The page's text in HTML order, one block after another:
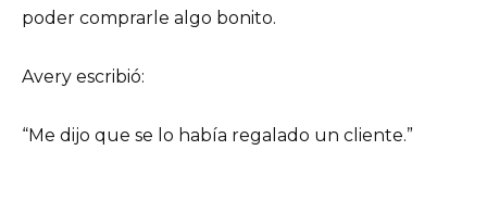
poder comprarle algo bonito.
Avery escribió:
“Me dijo que se lo había regalado un cliente.”